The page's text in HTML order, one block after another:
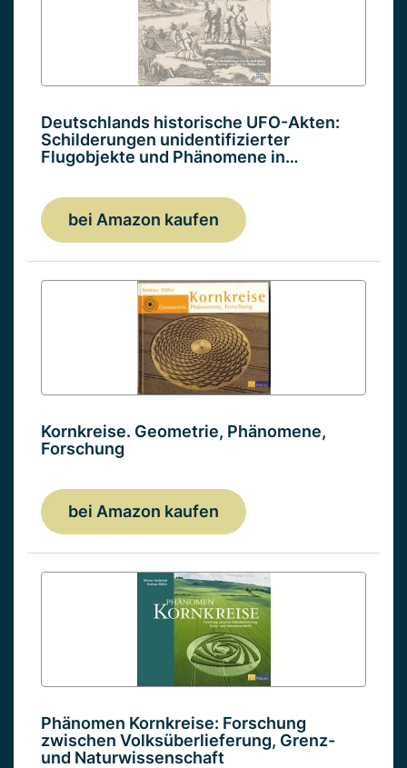
Deutschlands historische UFO-Akten:
Schilderungen unidentifizierter
Flugobjekte und Phänomene in…
bei Amazon kaufen
Kornkreise. Geometrie, Phänomene,
Forschung
bei Amazon kaufen
Phänomen Kornkreise: Forschung
zwischen Volksüberlieferung, Grenz-
und Naturwissenschaft